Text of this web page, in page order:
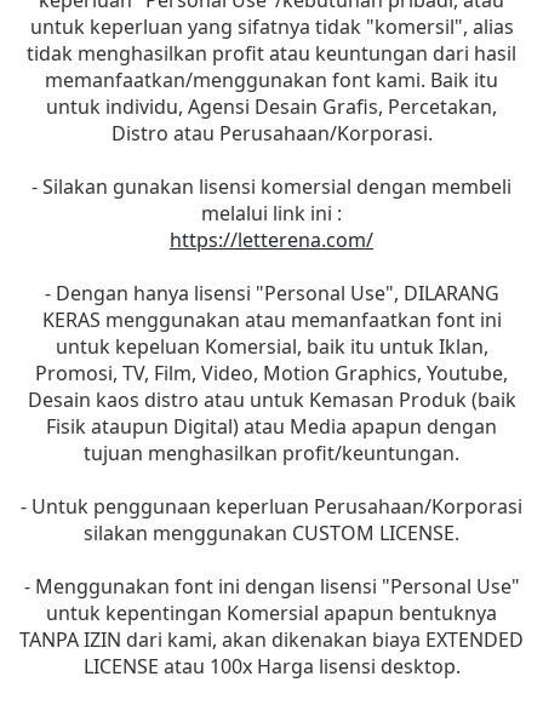
untuk keperluan yang sifatnya tidak "komersil", alias
tidak menghasilkan profit atau keuntungan dari hasil
memanfaatkan/menggunakan font kami. Baik itu
untuk individu, Agensi Desain Grafis, Percetakan,
Distro atau Perusahaan/Korporasi.
- Silakan gunakan lisensi komersial dengan membeli
melalui link ini :
https://letterena.com/
- Dengan hanya lisensi "Personal Use", DILARANG
KERAS menggunakan atau memanfaatkan font ini
untuk kepeluan Komersial, baik itu untuk Iklan,
Promosi, TV, Film, Video, Motion Graphics, Youtube,
Desain kaos distro atau untuk Kemasan Produk (baik
Fisik ataupun Digital) atau Media apapun dengan
tujuan menghasilkan profit/keuntungan.
- Untuk penggunaan keperluan Perusahaan/Korporasi
silakan menggunakan CUSTOM LICENSE.
- Menggunakan font ini dengan lisensi "Personal Use"
untuk kepentingan Komersial apapun bentuknya
TANPA IZIN dari kami, akan dikenakan biaya EXTENDED
LICENSE atau 100x Harga lisensi desktop.